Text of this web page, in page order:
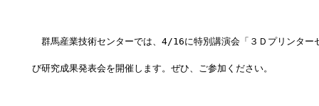
群馬産業技術センターでは、4/16に特別講演会「３Ｄプリンター
び研究成果発表会を開催します。ぜひ、ご参加ください。